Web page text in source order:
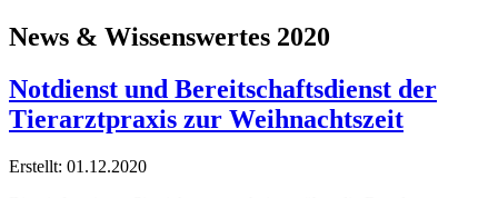
News & Wissenswertes 2020
Notdienst und Bereitschaftsdienst der
Tierarztpraxis zur Weihnachtszeit
Erstellt: 01.12.2020